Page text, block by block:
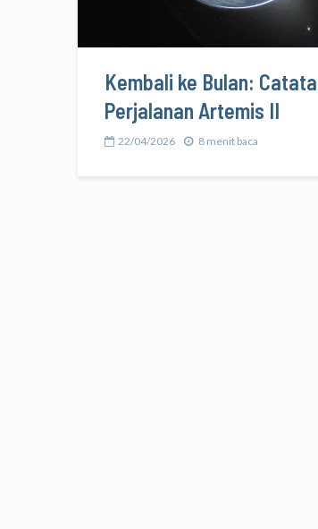
Kembali ke Bulan:
Perjalanan Artemis II
22/04/2026 8 menit baca